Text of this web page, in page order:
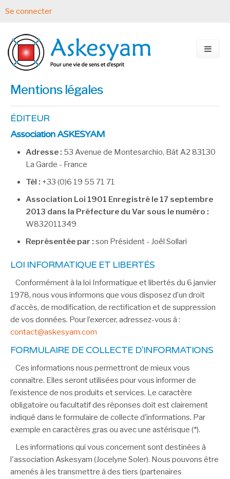
Se connecter
Mentions légales
ÉDITEUR
Association ASKESYAM
Adresse : 53 Avenue de Montesarchio, Bât A2 83130
La Garde - France
Tél : +33 (0)6 19 55 71 71
Association Loi 1901 Enregistré le 17 septembre
2013 dans la Préfecture du Var sous le numéro :
W832011349
Représentée par : son Président - Joël Sollari
LOI INFORMATIQUE ET LIBERTÉS
Conformément à la loi Informatique et libertés du 6 janvier
1978, nous vous informons que vous disposez d’un droit
d’accès, de modification, de rectification et de suppression
de vos données. Pour l’exercer, adressez-vous à :
FORMULAIRE DE COLLECTE D’INFORMATIONS
Ces informations nous permettront de mieux vous
connaître. Elles seront utilisées pour vous informer de
l’existence de nos produits et services. Le caractère
obligatoire ou facultatif des réponses doit est clairement
indiqué dans le formulaire de collecte d’informations. Par
exemple en caractères gras ou avec une astérisque (*).
Les informations qui vous concernent sont destinées à
l'association Askesyam (Jocelyne Soler). Nous pouvons être
amenés à les transmettre à des tiers (partenaires